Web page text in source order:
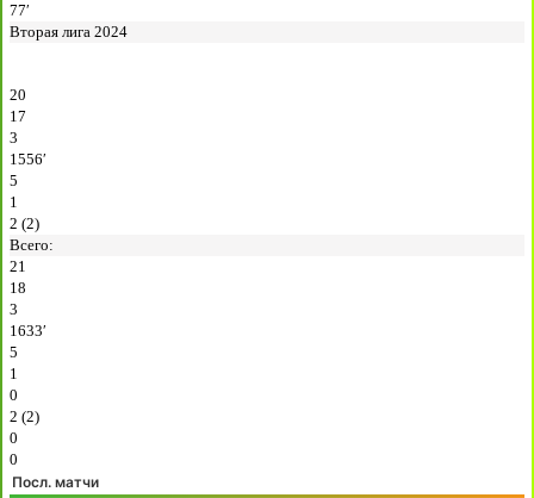
77′
Вторая лига 2024
20
17
3
1556′
5
1
2 (2)
Всего:
21
18
3
1633′
5
1
0
2 (2)
0
0
Посл. матчи